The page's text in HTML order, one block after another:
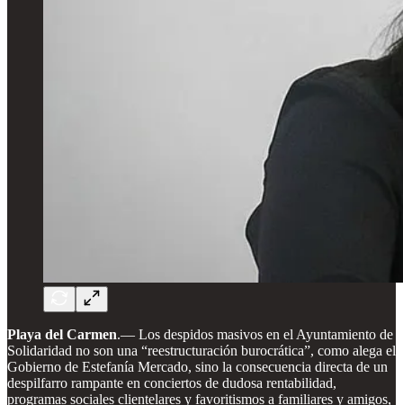
Playa del Carmen.— Los despidos masivos en el Ayuntamiento de
Solidaridad no son una “reestructuración burocrática”, como alega el
Gobierno de Estefanía Mercado, sino la consecuencia directa de un
despilfarro rampante en conciertos de dudosa rentabilidad,
programas sociales clientelares y favoritismos a familiares y amigos,